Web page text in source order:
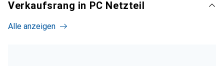
Verkaufsrang in PC Netzteil
Alle anzeigen